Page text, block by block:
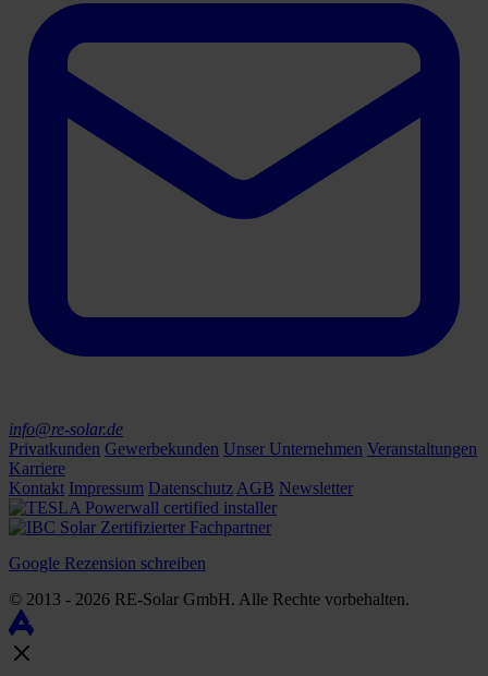
info@re-solar.de
Privatkunden Gewerbekunden Unser Unternehmen Veranstaltungen
Karriere
Kontakt Impressum Datenschutz AGB Newsletter
Google Rezension schreiben
© 2013 - 2026 RE-Solar GmbH. Alle Rechte vorbehalten.